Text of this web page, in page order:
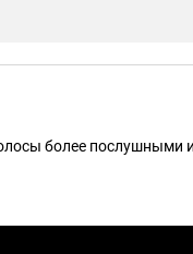
более